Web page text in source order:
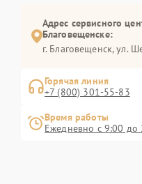
Адрес сервисного
Благовещенске:
г. Благовещенск, ул.
Горячая линия
+7 (800) 301-55-83
Время работы
Ежедневно с 9:00 до